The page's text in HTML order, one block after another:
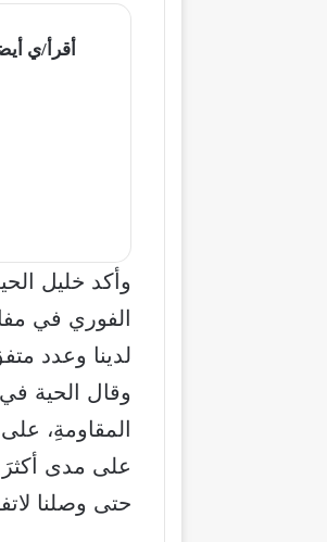
أقرأ/ي
وأكد خليل
الفوري في
لدينا وعدد
وقال الحية
المقاومةِ،
على مدى
حتى وصلنا